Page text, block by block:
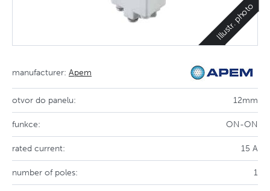
Illustr. photo
manufacturer: Apem
otvor do panelu: 12mm
funkce: ON-ON
rated current: 15 A
number of poles: 1